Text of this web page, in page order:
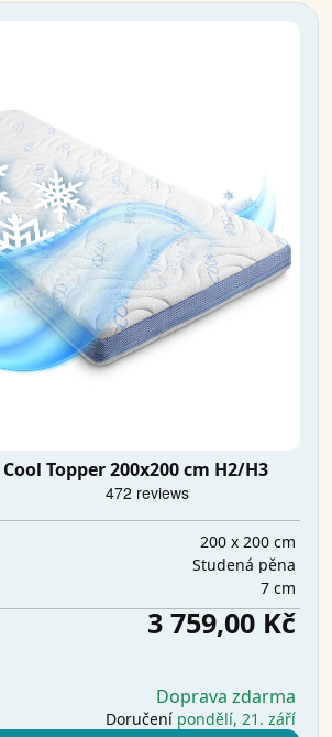
Topper 200x200 cm H2/H3
200 x 200 cm
Studená pěna
7 cm
3 759,00 Kč
Doprava zdarma
Doručení pondělí, 21. září